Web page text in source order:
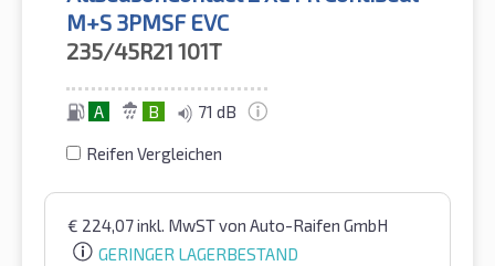
M+S 3PMSF EVC
235/45R21 101T
A B 71 dB
Reifen Vergleichen
€ 224,07inkl. MwSTvon Auto-Raifen GmbH
GERINGER LAGERBESTAND